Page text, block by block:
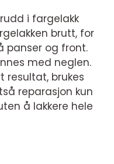
i fargelakk
brutt, for
panser og front.
med neglen.
resultat, brukes
reparasjon kun
å lakkere hele